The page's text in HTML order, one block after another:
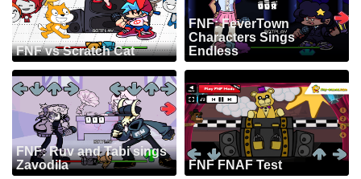
FNF vs Scratch Cat
FNF: FeverTown
Characters Sings
Endless
FNF: Ruv and Tabi sings
Zavodila
FNF FNAF Test